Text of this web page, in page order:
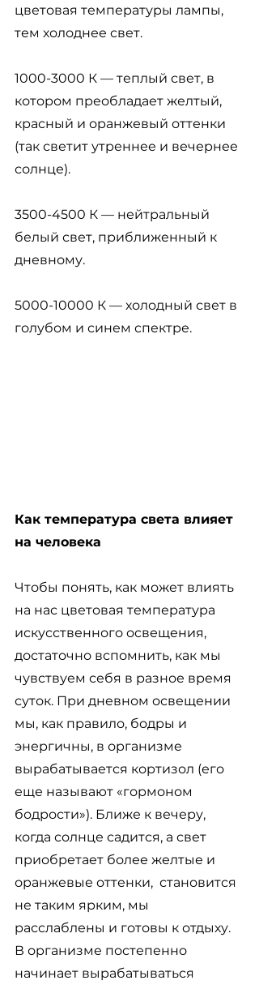
цветовая температуры лампы,
тем холоднее свет.
1000-3000 К — теплый свет, в
котором преобладает желтый,
красный и оранжевый оттенки
(так светит утреннее и вечернее
солнце).
3500-4500 К — нейтральный
белый свет, приближенный к
дневному.
5000-10000 К — холодный свет в
голубом и синем спектре.
Как температура света влияет
на человека
Чтобы понять, как может влиять
на нас цветовая температура
искусственного освещения,
достаточно вспомнить, как мы
чувствуем себя в разное время
суток. При дневном освещении
мы, как правило, бодры и
энергичны, в организме
вырабатывается кортизол (его
еще называют «гормоном
бодрости»). Ближе к вечеру,
когда солнце садится, а свет
приобретает более желтые и
оранжевые оттенки,  становится
не таким ярким, мы
расслаблены и готовы к отдыху.
В организме постепенно
начинает вырабатываться